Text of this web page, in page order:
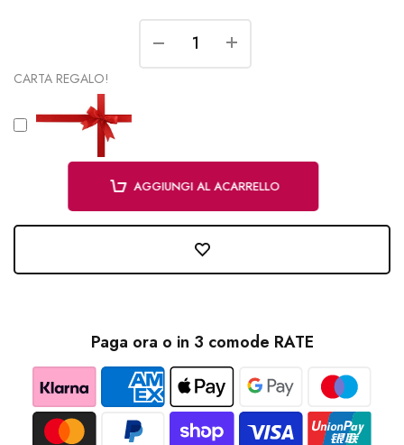
CARTA REGALO!
AGGIUNGI AL ACARRELLO
Paga ora o in 3 comode RATE